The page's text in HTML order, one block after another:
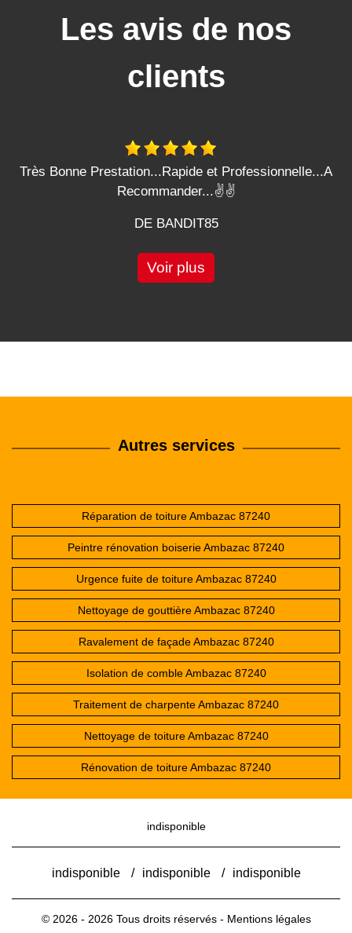
Les avis de nos
clients
Très Bonne Prestation...Rapide et Professionnelle...A
Recommander...✌️✌️
DE BANDIT85
Voir plus
Autres services
Réparation de toiture Ambazac 87240
Peintre rénovation boiserie Ambazac 87240
Urgence fuite de toiture Ambazac 87240
Nettoyage de gouttière Ambazac 87240
Ravalement de façade Ambazac 87240
Isolation de comble Ambazac 87240
Traitement de charpente Ambazac 87240
Nettoyage de toiture Ambazac 87240
Rénovation de toiture Ambazac 87240
indisponible
indisponible / indisponible / indisponible
© 2026 - 2026 Tous droits réservés - Mentions légales